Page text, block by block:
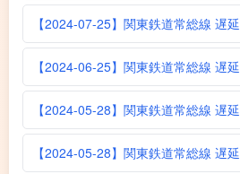
【2024-07-25】関東鉄道常総線 遅延
【2024-06-25】関東鉄道常総線 遅延
【2024-05-28】関東鉄道常総線 遅延
【2024-05-28】関東鉄道常総線 遅延